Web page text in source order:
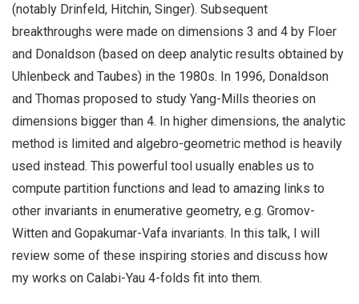
(notably Drinfeld, Hitchin, Singer). Subsequent
breakthroughs were made on dimensions 3 and 4 by Floer
and Donaldson (based on deep analytic results obtained by
Uhlenbeck and Taubes) in the 1980s. In 1996, Donaldson
and Thomas proposed to study Yang-Mills theories on
dimensions bigger than 4. In higher dimensions, the analytic
method is limited and algebro-geometric method is heavily
used instead. This powerful tool usually enables us to
compute partition functions and lead to amazing links to
other invariants in enumerative geometry, e.g. Gromov-
Witten and Gopakumar-Vafa invariants. In this talk, I will
review some of these inspiring stories and discuss how
my works on Calabi-Yau 4-folds fit into them.